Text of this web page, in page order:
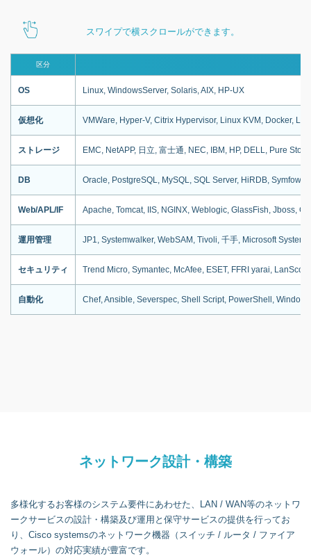
スワイプで横スクロールができます。
区分
OS Linux, WindowsServer, Solaris, AIX, HP-UX
仮想化 VMWare, Hyper-V, Citrix Hypervisor, Linux KVM, Docker,
ストレージ EMC, NetAPP, 日立, 富士通, NEC, IBM, HP, DELL, Pure
DB Oracle, PostgreSQL, MySQL, SQL Server, HiRDB,
Web/APL/IF Apache, Tomcat, IIS, NGINX, Weblogic, GlassFish, Jboss,
運用管理 JP1, Systemwalker, WebSAM, Tivoli, 千手, Microsoft
セキュリティ Trend Micro, Symantec, McAfee, ESET, FFRI yarai,
自動化 Chef, Ansible, Severspec, Shell Script, PowerShell,
ネットワーク設計・構築
多様化するお客様のシステム要件にあわせた、LAN / WAN等のネットワ
ークサービスの設計・構築及び運用と保守サービスの提供を行ってお
り、Cisco systemsのネットワーク機器（スイッチ / ルータ / ファイア
ウォール）の対応実績が豊富です。